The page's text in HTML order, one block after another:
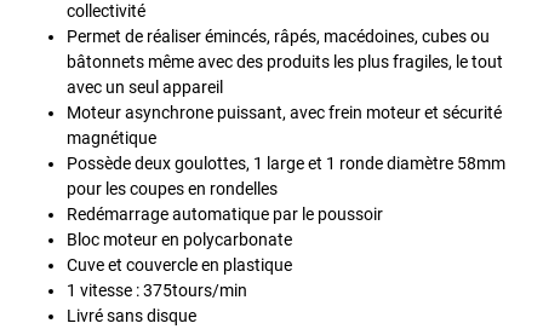
collectivité
Permet de réaliser émincés, râpés, macédoines, cubes ou
bâtonnets même avec des produits les plus fragiles, le tout
avec un seul appareil
Moteur asynchrone puissant, avec frein moteur et sécurité
magnétique
Possède deux goulottes, 1 large et 1 ronde diamètre 58mm
pour les coupes en rondelles
Redémarrage automatique par le poussoir
Bloc moteur en polycarbonate
Cuve et couvercle en plastique
1 vitesse : 375tours/min
Livré sans disque